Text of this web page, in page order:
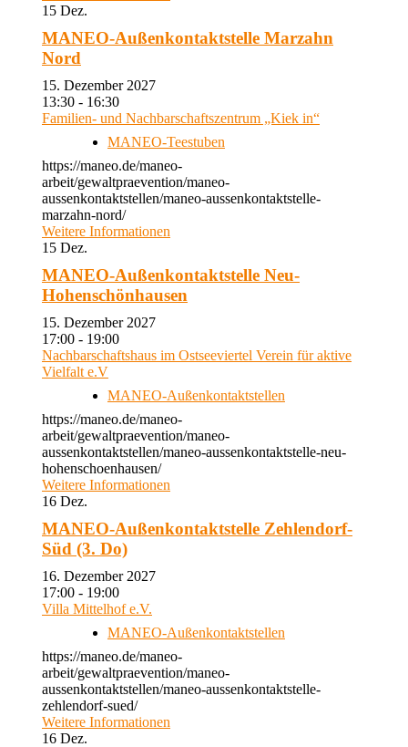
15 Dez.
MANEO-Außenkontaktstelle Marzahn
Nord
15. Dezember 2027
13:30 - 16:30
Familien- und Nachbarschaftszentrum „Kiek in“
MANEO-Teestuben
https://maneo.de/maneo-
arbeit/gewaltpraevention/maneo-
aussenkontaktstellen/maneo-aussenkontaktstelle-
marzahn-nord/
Weitere Informationen
15 Dez.
MANEO-Außenkontaktstelle Neu-
Hohenschönhausen
15. Dezember 2027
17:00 - 19:00
Nachbarschaftshaus im Ostseeviertel Verein für aktive
Vielfalt e.V
MANEO-Außenkontaktstellen
https://maneo.de/maneo-
arbeit/gewaltpraevention/maneo-
aussenkontaktstellen/maneo-aussenkontaktstelle-neu-
hohenschoenhausen/
Weitere Informationen
16 Dez.
MANEO-Außenkontaktstelle Zehlendorf-
Süd (3. Do)
16. Dezember 2027
17:00 - 19:00
Villa Mittelhof e.V.
MANEO-Außenkontaktstellen
https://maneo.de/maneo-
arbeit/gewaltpraevention/maneo-
aussenkontaktstellen/maneo-aussenkontaktstelle-
zehlendorf-sued/
Weitere Informationen
16 Dez.